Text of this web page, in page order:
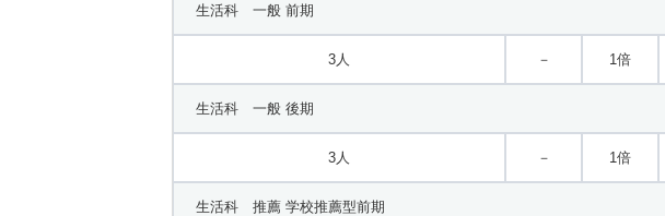
生活科 一般 前期
3人 － 1倍
生活科 一般 後期
3人 － 1倍
生活科 推薦 学校推薦型前期